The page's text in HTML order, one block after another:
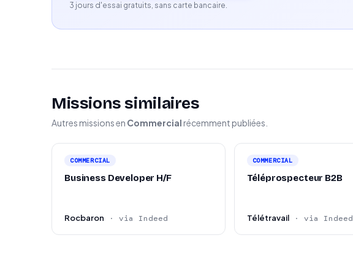
3 jours d'essai gratuits, sans carte bancaire.
Missions similaires
Autres missions en Commercial récemment publiées.
COMMERCIAL
Business Developer H/F
Rocbaron · via Indeed
COMMERCIAL
Téléprospecteur B2B
Télétravail · via Indeed